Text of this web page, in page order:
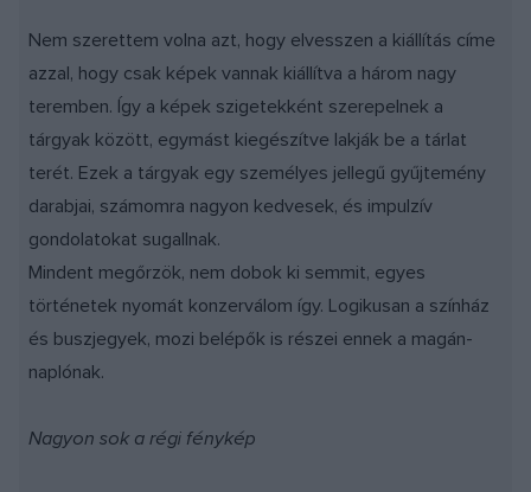
Nem szerettem volna azt, hogy elvesszen a kiállítás címe
azzal, hogy csak képek vannak kiállítva a három nagy
teremben. Így a képek szigetekként szerepelnek a
tárgyak között, egymást kiegészítve lakják be a tárlat
terét. Ezek a tárgyak egy személyes jellegű gyűjtemény
darabjai, számomra nagyon kedvesek, és impulzív
gondolatokat sugallnak.
Mindent megőrzök, nem dobok ki semmit, egyes
történetek nyomát konzerválom így. Logikusan a színház
és buszjegyek, mozi belépők is részei ennek a magán-
naplónak.
Nagyon sok a régi fénykép